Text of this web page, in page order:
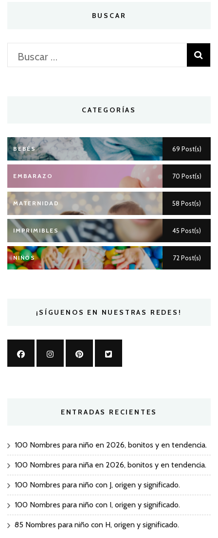
BUSCAR
Buscar:
CATEGORÍAS
BEBÉS 69 Post(s)
EMBARAZO 70 Post(s)
MATERNIDAD 58 Post(s)
IMPRIMIBLES 45 Post(s)
NIÑOS 72 Post(s)
¡SÍGUENOS EN NUESTRAS REDES!
ENTRADAS RECIENTES
100 Nombres para niño en 2026, bonitos y en tendencia.
100 Nombres para niña en 2026, bonitos y en tendencia.
100 Nombres para niño con J, origen y significado.
100 Nombres para niño con I, origen y significado.
85 Nombres para niño con H, origen y significado.